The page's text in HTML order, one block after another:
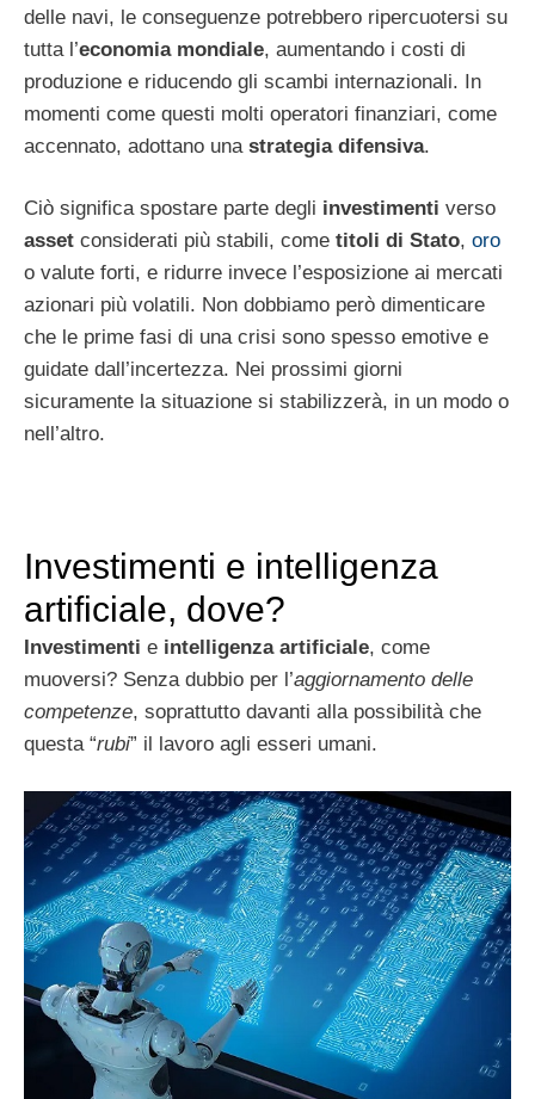
delle navi, le conseguenze potrebbero ripercuotersi su
tutta l’economia mondiale, aumentando i costi di
produzione e riducendo gli scambi internazionali. In
momenti come questi molti operatori finanziari, come
accennato, adottano una strategia difensiva.
Ciò significa spostare parte degli investimenti verso
asset considerati più stabili, come titoli di Stato, oro
o valute forti, e ridurre invece l’esposizione ai mercati
azionari più volatili. Non dobbiamo però dimenticare
che le prime fasi di una crisi sono spesso emotive e
guidate dall’incertezza. Nei prossimi giorni
sicuramente la situazione si stabilizzerà, in un modo o
nell’altro.
Investimenti e intelligenza
artificiale, dove?
Investimenti e intelligenza artificiale, come
muoversi? Senza dubbio per l’aggiornamento delle
competenze, soprattutto davanti alla possibilità che
questa “rubi” il lavoro agli esseri umani.